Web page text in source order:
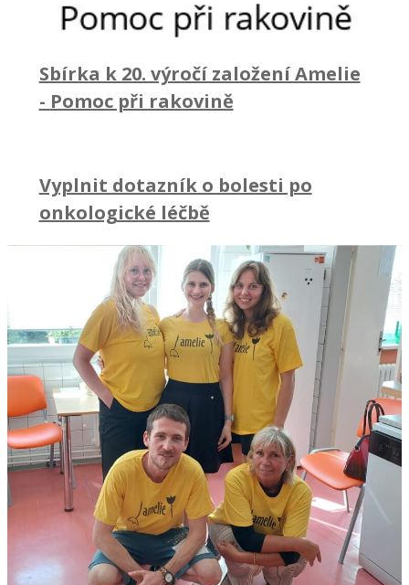
Sbírka k 20. výročí založení Amelie
- Pomoc při rakovině
Vyplnit dotazník o bolesti po
onkologické léčbě